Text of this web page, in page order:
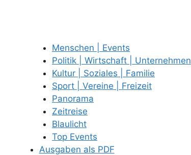
Menschen | Events
Politik | Wirtschaft | Unternehmen
Kultur | Soziales | Familie
Sport | Vereine | Freizeit
Panorama
Zeitreise
Blaulicht
Top Events
Ausgaben als PDF